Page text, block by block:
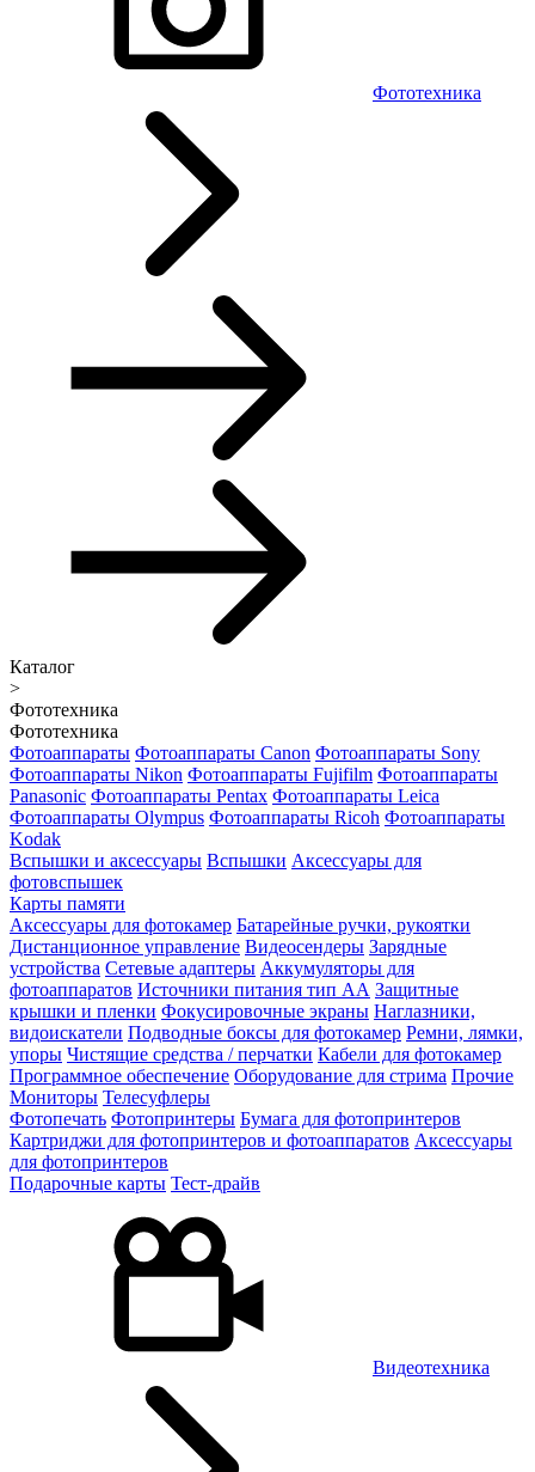
Фототехника
Каталог
>
Фототехника
Фототехника
Фотоаппараты Фотоаппараты Canon Фотоаппараты Sony
Фотоаппараты Nikon Фотоаппараты Fujifilm Фотоаппараты
Panasonic Фотоаппараты Pentax Фотоаппараты Leica
Фотоаппараты Olympus Фотоаппараты Ricoh Фотоаппараты
Kodak
Вспышки и аксессуары Вспышки Аксессуары для
фотовспышек
Карты памяти
Аксессуары для фотокамер Батарейные ручки, рукоятки
Дистанционное управление Видеосендеры Зарядные
устройства Сетевые адаптеры Аккумуляторы для
фотоаппаратов Источники питания тип АА Защитные
крышки и пленки Фокусировочные экраны Наглазники,
видоискатели Подводные боксы для фотокамер Ремни, лямки,
упоры Чистящие средства / перчатки Кабели для фотокамер
Программное обеспечение Оборудование для стрима Прочие
Мониторы Телесуфлеры
Фотопечать Фотопринтеры Бумага для фотопринтеров
Картриджи для фотопринтеров и фотоаппаратов Аксессуары
для фотопринтеров
Подарочные карты Тест-драйв
Видеотехника